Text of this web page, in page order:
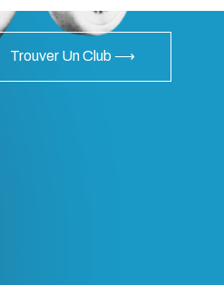
Trouver Un Club ⟶